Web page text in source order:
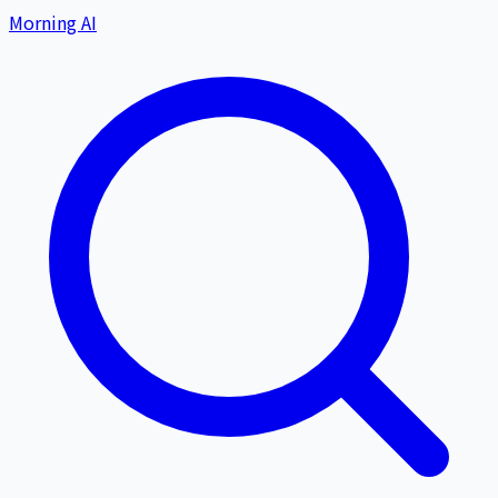
Morning AI